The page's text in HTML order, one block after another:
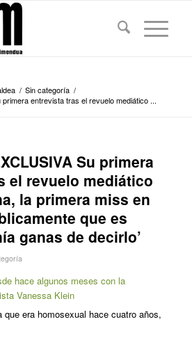
/ Sin categoría /
primera entrevista tras el revuelo mediático ...
Su primera
el revuelo mediático
la primera miss en
que es
ganas de decirlo’
hace algunos meses con la
Vanessa Klein
que era homosexual hace cuatro años,